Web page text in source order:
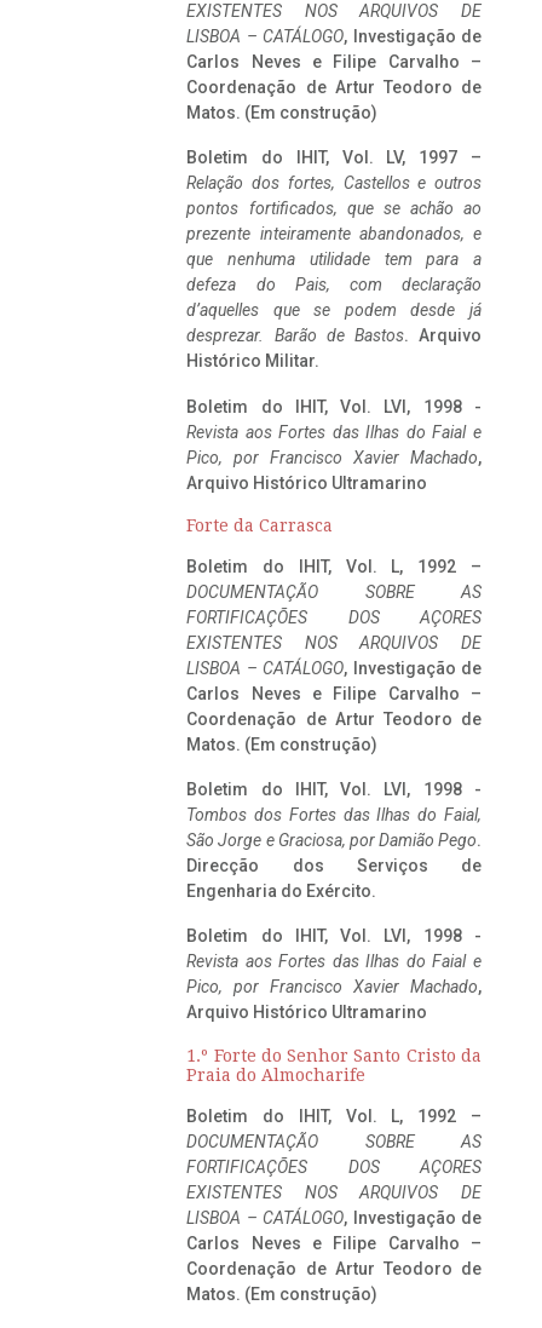
EXISTENTES NOS ARQUIVOS DE
LISBOA – CATÁLOGO, Investigação de
Carlos Neves e Filipe Carvalho –
Coordenação de Artur Teodoro de
Matos. (Em construção)
Boletim do IHIT, Vol. LV, 1997 –
Relação dos fortes, Castellos e outros
pontos fortificados, que se achão ao
prezente inteiramente abandonados, e
que nenhuma utilidade tem para a
defeza do Pais, com declaração
d’aquelles que se podem desde já
desprezar. Barão de Bastos. Arquivo
Histórico Militar.
Boletim do IHIT, Vol. LVI, 1998 -
Revista aos Fortes das Ilhas do Faial e
Pico, por Francisco Xavier Machado,
Arquivo Histórico Ultramarino
Forte da Carrasca
Boletim do IHIT, Vol. L, 1992 –
DOCUMENTAÇÃO SOBRE AS
FORTIFICAÇÕES DOS AÇORES
EXISTENTES NOS ARQUIVOS DE
LISBOA – CATÁLOGO, Investigação de
Carlos Neves e Filipe Carvalho –
Coordenação de Artur Teodoro de
Matos. (Em construção)
Boletim do IHIT, Vol. LVI, 1998 -
Tombos dos Fortes das Ilhas do Faial,
São Jorge e Graciosa, por Damião Pego.
Direcção dos Serviços de
Engenharia do Exército.
Boletim do IHIT, Vol. LVI, 1998 -
Revista aos Fortes das Ilhas do Faial e
Pico, por Francisco Xavier Machado,
Arquivo Histórico Ultramarino
1.º Forte do Senhor Santo Cristo da
Praia do Almocharife
Boletim do IHIT, Vol. L, 1992 –
DOCUMENTAÇÃO SOBRE AS
FORTIFICAÇÕES DOS AÇORES
EXISTENTES NOS ARQUIVOS DE
LISBOA – CATÁLOGO, Investigação de
Carlos Neves e Filipe Carvalho –
Coordenação de Artur Teodoro de
Matos. (Em construção)